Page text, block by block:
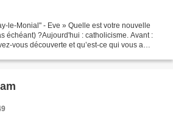
le-Monial" - Eve » Quelle est votre nouvelle
échéant) ?Aujourd'hui : catholicisme. Avant :
vous découverte et qu’est-ce qui vous a